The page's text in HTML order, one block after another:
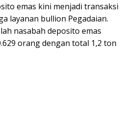
emas kini menjadi transaksi
layanan bullion Pegadaian.
nasabah deposito emas
orang dengan total 1,2 ton